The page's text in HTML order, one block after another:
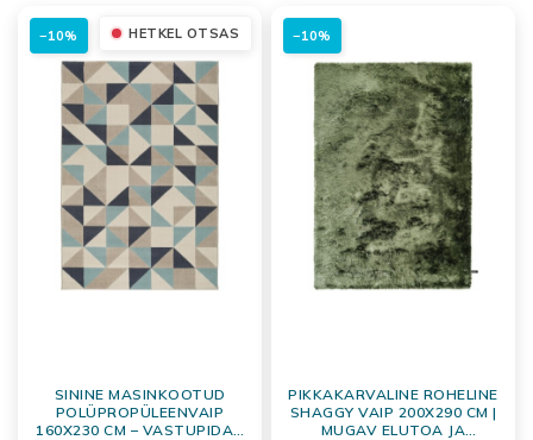
HETKEL OTSAS
SININE MASINKOOTUD
POLÜPROPÜLEENVAIP
160X230 CM – VASTUPIDAV
−10%
PIKKAKARVALINE ROHELINE
SHAGGY VAIP 200X290 CM |
MUGAV ELUTOA JA
−10%